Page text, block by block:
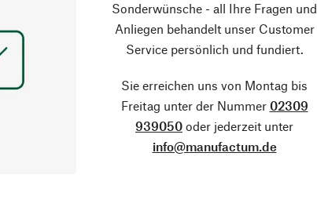
Sonderwünsche - all Ihre Fragen und
Anliegen behandelt unser Customer
Service persönlich und fundiert.
Sie erreichen uns von Montag bis
Freitag unter der Nummer 02309
939050 oder jederzeit unter
info@manufactum.de